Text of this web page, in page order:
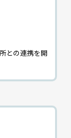
との連携を開